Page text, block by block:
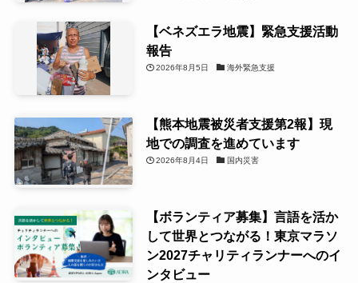
【ベネズエラ地震】緊急支援活動
報告
2026年8月5日 海外緊急支援
【熊本地震被災者支援第2報】現
地での調査を進めています
2026年8月4日 国内災害
【ボランティア募集】言語を活か
して世界とつながる！東京マラソ
ン2027チャリティランナーへのイ
ンタビュー